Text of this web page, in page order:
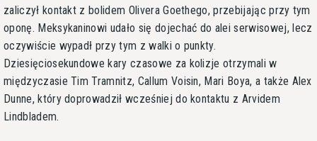
zaliczył kontakt z bolidem Olivera Goethego, przebijając przy tym
oponę. Meksykaninowi udało się dojechać do alei serwisowej, lecz
oczywiście wypadł przy tym z walki o punkty.
Dziesięciosekundowe kary czasowe za kolizje otrzymali w
międzyczasie Tim Tramnitz, Callum Voisin, Mari Boya, a także Alex
Dunne, który doprowadził wcześniej do kontaktu z Arvidem
Lindbladem.